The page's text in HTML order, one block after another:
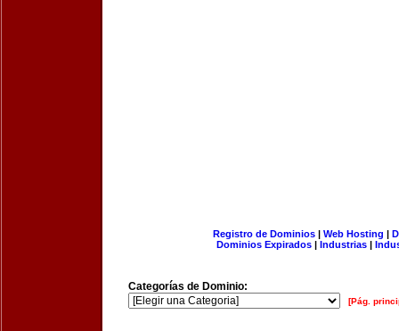
Registro de Dominios| Web Hosting |
Dominios Expirados | Industrias |
Categorías de Dominio:
[Pág.